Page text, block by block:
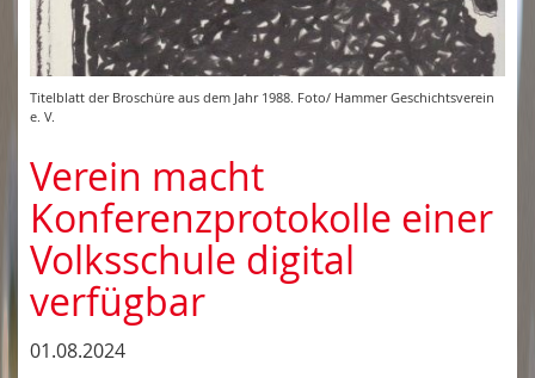
Titelblatt der Broschüre aus dem Jahr 1988. Foto/ Hammer Geschichtsverein
e. V.
Verein macht
Konferenzprotokolle einer
Volksschule digital
verfügbar
01.08.2024